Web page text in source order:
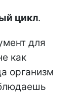
цикл.
для
как
организм